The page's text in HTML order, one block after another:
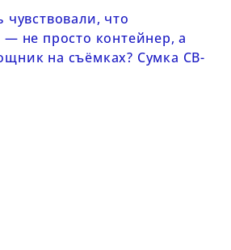
что
не просто контейнер, а
на съёмках? Сумка CB-